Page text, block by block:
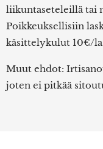
liikuntaseteleillä tai
Poikkeuksellisiin
käsittelykulut 10€/
Muut ehdot:
joten ei pitkää